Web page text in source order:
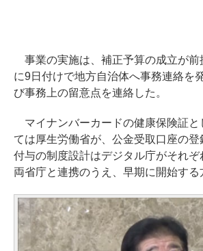
事業の実施は、補正予算の成立が前
に9日付けで地方自治体へ事務連絡を
び事務上の留意点を連絡した。
マイナンバーカードの健康保険証と
ては厚生労働省が、公金受取口座の登
付与の制度設計はデジタル庁がそれぞ
両省庁と連携のうえ、早期に開始する